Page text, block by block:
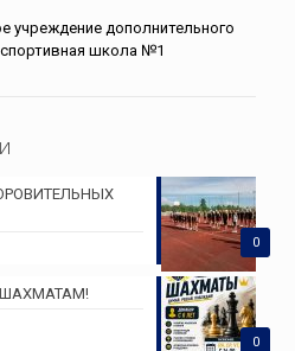
учреждение дополнительного
школа №1
0
0